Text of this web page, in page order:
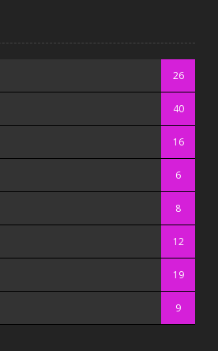
26
40
16
6
8
12
19
9